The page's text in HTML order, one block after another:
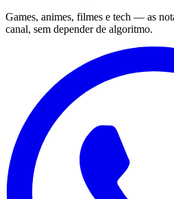
Games, animes, filmes e tech — as
canal, sem depender de algoritmo.